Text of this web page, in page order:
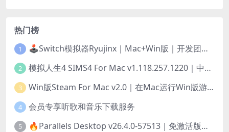
热门榜
1 🕹️Switch模拟器Ryujinx｜Mac+Win版｜开发团队已解散此乃最后的绝唱版本
2 模拟人生4 SIMS4 For Mac v1.118.257.1220｜中文原生版｜无限金币｜全100DLC
3 Win版Steam For Mac v2.0｜在Mac运行Win版游戏！｜升级GPTK4.0支持！
4 会员专享听歌和音乐下载服务
5 🔥Parallels Desktop v26.4.0-57513｜免激活版｜在Mac上安装Windows/Linux等系统[赠Windows激活]